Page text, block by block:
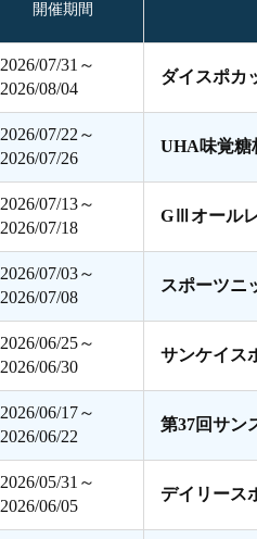
開催期間
2026/07/31～
2026/08/04
ダイスポカ
2026/07/22～
2026/07/26
UHA味覚糖
2026/07/13～
2026/07/18
GⅢオール
2026/07/03～
2026/07/08
スポーツニ
2026/06/25～
2026/06/30
サンケイス
2026/06/17～
2026/06/22
第37回サン
2026/05/31～
2026/06/05
デイリース